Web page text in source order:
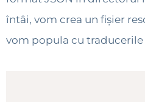
întâi, vom crea un fișier
vom popula cu